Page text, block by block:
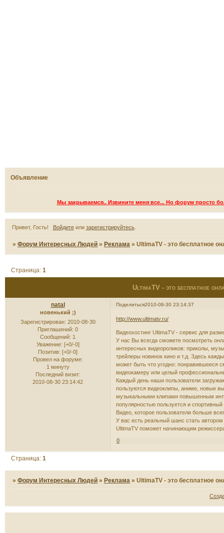
Объявление
Мы закрываемся.. Извините меня все... Но форум просто
Привет, Гость! Войдитеили зарегистрируйтесь.
»Форум Интересных Людей » Реклама »UltimaTV - это бесплатное
UltimaTV - это бесплатное
Страница:1
Поделиться2010-08-30 23:14:37
natal
новенький ;)
Зарегистрирован: 2010-08-30
Приглашений: 0
Сообщений: 1
Уважение: [+0/-0]
Позитив: [+0/-0]
Провел на форуме:
1 минуту
Последний визит:
2010-08-30 23:14:42
http://www.ultimatv.ru/
Видеохостинг UltimaTV - сервис для
У нас Вы всегда сможете посмотреть
интересных видеороликов: приколы,
трейлеры новинок кино и т.д. Здесь
может быть что угодно: понравившееся
видеокамеру или целый
Каждый день наши пользователи
пользуются видеоклипы, аниме, новые
музыкальными клипами повышенным
популярностью пользуется и
Видео, которое пользователи больше
У вас есть реальный шанс стать автором
UltimaTV поможет начинающим
0
Страница:1
»Форум Интересных Людей »Реклама »UltimaTV - это бесплатное